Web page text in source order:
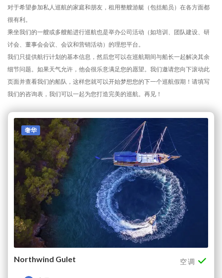
对于希望参加私人巡航的家庭和朋友，租用整艘游艇（包括船员）在各方面都
很有利。
乘坐我们的一艘或多艘船进行巡航也是举办公司活动（如培训、团队建设、研
讨会、董事会会议、会议和营销活动）的理想平台。
我们只提供航行计划的基本信息，然后您可以在巡航期间与船长一起解决其余
细节问题。如果天气允许，他会很乐意满足您的愿望。我们邀请您向下滚动此
页面并查看我们的船队，这样您就可以开始梦想您的下一个巡航假期！请填写
我们的咨询表，我们可以一起为您打造完美的巡航。再见！
奢华
Northwind Gulet 空调